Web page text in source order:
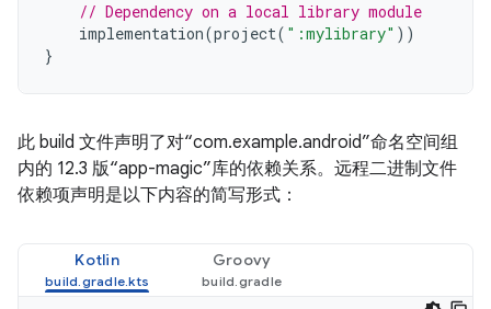
// Dependency on a local library module
implementation(project( ":mylibrary" ))
}
此 build 文件声明了对“com.example.android”命名空间组
内的 12.3 版“app-magic”库的依赖关系。远程二进制文件
依赖项声明是以下内容的简写形式：
Kotlin Groovy